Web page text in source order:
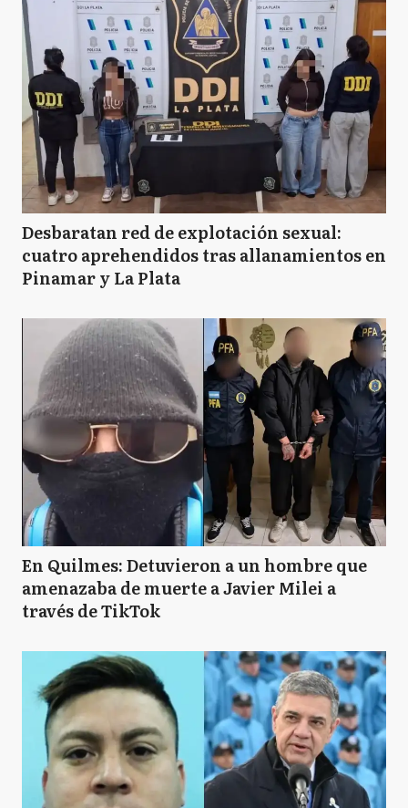
Desbaratan red de explotación sexual:
cuatro aprehendidos tras allanamientos en
Pinamar y La Plata
En Quilmes: Detuvieron a un hombre que
amenazaba de muerte a Javier Milei a
través de TikTok